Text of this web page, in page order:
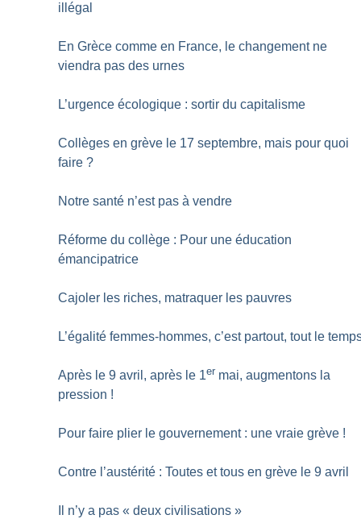
illégal
En Grèce comme en France, le changement ne
viendra pas des urnes
L’urgence écologique : sortir du capitalisme
Collèges en grève le 17 septembre, mais pour quoi
faire ?
Notre santé n’est pas à vendre
Réforme du collège : Pour une éducation
émancipatrice
Cajoler les riches, matraquer les pauvres
L’égalité femmes-hommes, c’est partout, tout le
Après le 9 avril, après le 1er mai, augmentons la
pression !
Pour faire plier le gouvernement : une vraie grève !
Contre l’austérité : Toutes et tous en grève le 9 avril
Il n’y a pas « deux civilisations »